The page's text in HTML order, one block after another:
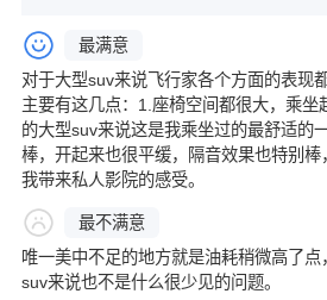
最满意
对于大型suv来说飞行家各个方面的表现
主要有这几点：1.座椅空间都很大，乘坐
的大型suv来说这是我乘坐过的最舒适的
棒，开起来也很平缓，隔音效果也特别
我带来私人影院的感受。
最不满意
唯一美中不足的地方就是油耗稍微高了
suv来说也不是什么很少见的问题。